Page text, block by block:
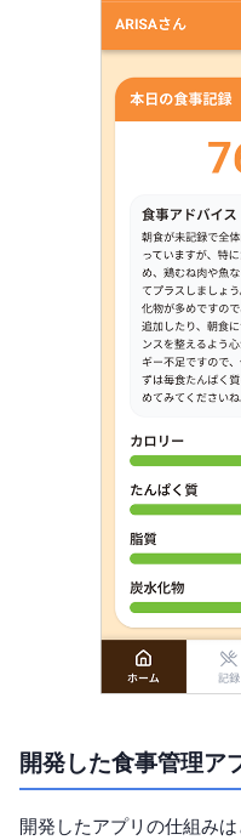
開発した食事管理ア
開発したアプリの仕組み